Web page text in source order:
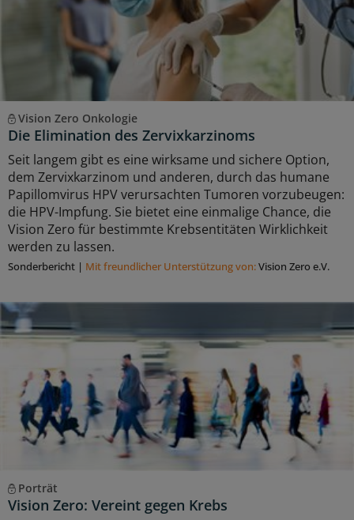
Vision Zero Onkologie
Die Elimination des Zervixkarzinoms
Seit langem gibt es eine wirksame und sichere Option,
dem Zervixkarzinom und anderen, durch das humane
Papillomvirus HPV verursachten Tumoren vorzubeugen:
die HPV-Impfung. Sie bietet eine einmalige Chance, die
Vision Zero für bestimmte Krebsentitäten Wirklichkeit
werden zu lassen.
Sonderbericht | Mit freundlicher Unterstützung von:Vision Zero e.V.
Porträt
Vision Zero: Vereint gegen Krebs